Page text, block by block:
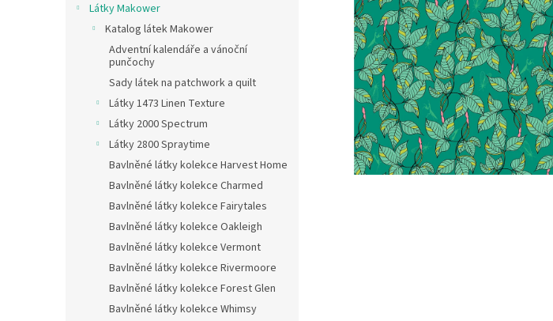
Látky Makower
Katalog látek Makower
Adventní kalendáře a vánoční
punčochy
Sady látek na patchwork a quilt
Látky 1473 Linen Texture
Látky 2000 Spectrum
Látky 2800 Spraytime
Bavlněné látky kolekce Harvest Home
Bavlněné látky kolekce Charmed
Bavlněné látky kolekce Fairytales
Bavlněné látky kolekce Oakleigh
Bavlněné látky kolekce Vermont
Bavlněné látky kolekce Rivermoore
Bavlněné látky kolekce Forest Glen
Bavlněné látky kolekce Whimsy
hvězdiček.